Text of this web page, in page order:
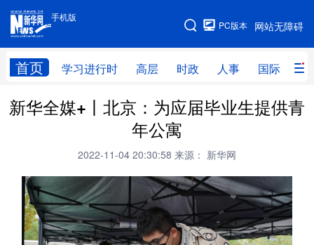
手机版
网站无障碍
PC版本
首页 学习进行时 高层 时政 人事 国际 财
手机版
网站地图
学习进行时 高层 时政 人事
全球连线
科技 量子 体育
文化 书画 健康 军事
新华全媒+丨北京：为应届毕业生提供青
年公寓
2022-11-04 20:30:58 来源： 新华网